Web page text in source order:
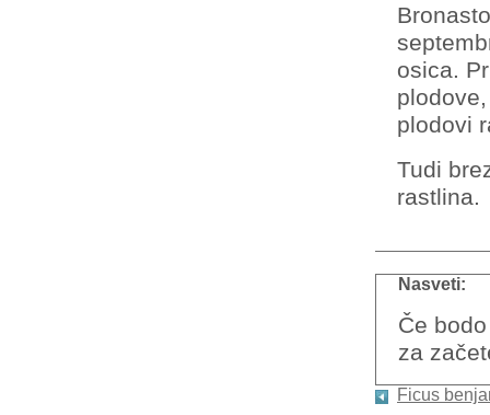
osica.
plodovi
Tudi
rastlina.
Nasveti:
Če
za
Ficus